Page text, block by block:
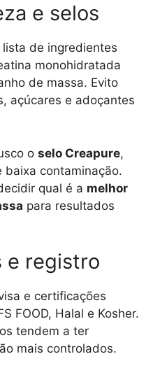
e selos
de ingredientes
monohidratada
de massa. Evito
açúcares e adoçantes
o selo Creapure,
baixa contaminação.
qual é a melhor
para resultados
e registro
e certificações
FOOD, Halal e Kosher.
tendem a ter
mais controlados.